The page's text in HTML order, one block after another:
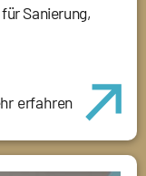
Sanierung,
erfahren